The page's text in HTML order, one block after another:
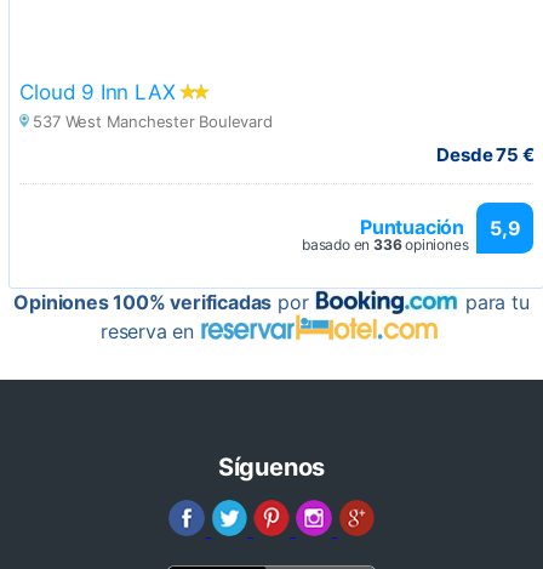
Cloud 9 Inn LAX
537 West Manchester Boulevard
Desde 75 €
5,9
Puntuación
basado en 336opiniones
Opiniones 100% verificadas por
para tu
reserva en
Síguenos